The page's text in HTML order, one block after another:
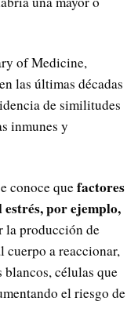
of Medicine,
las últimas décadas
de similitudes
inmunes y
conoce quefactores
estrés, por ejemplo,
la producción de
cuerpo a reaccionar,
células que
el riesgo de